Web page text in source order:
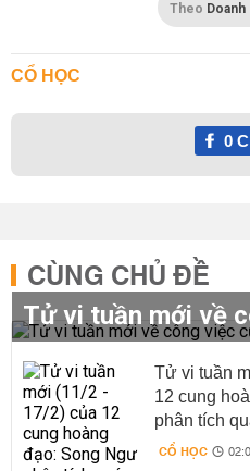
Theo
CỔ HỌC
0
CÙNG CHỦ ĐỀ
Tử vi tuần
12 cung
phân tích
CỔ HỌC